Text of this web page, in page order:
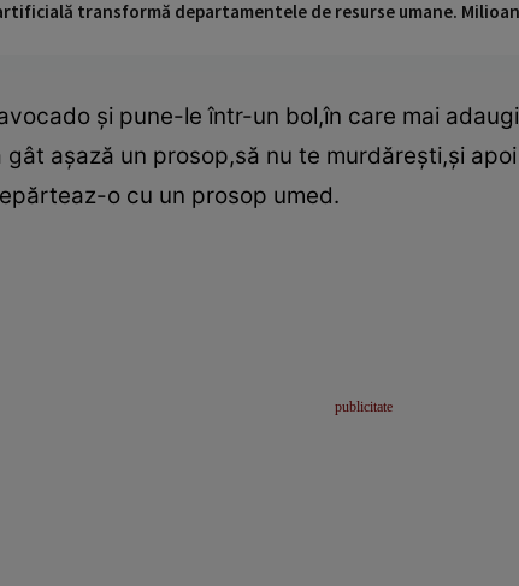
transformă departamentele de resurse umane.
şi pune-le într-un bol,în care mai
aşază un prosop,să nu te murdăreşti,şi
o cu un prosop umed.